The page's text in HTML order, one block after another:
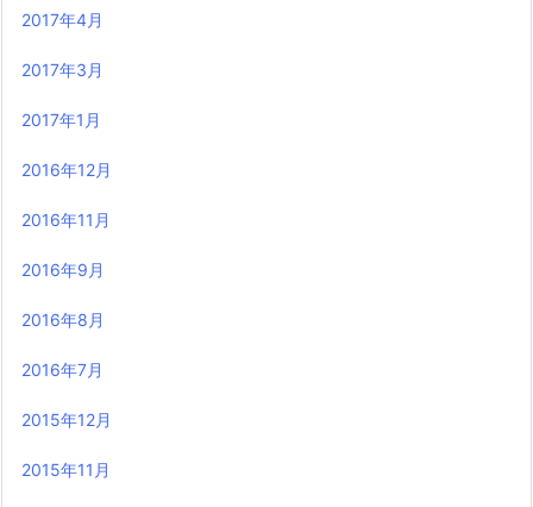
2017年4月
2017年3月
2017年1月
2016年12月
2016年11月
2016年9月
2016年8月
2016年7月
2015年12月
2015年11月